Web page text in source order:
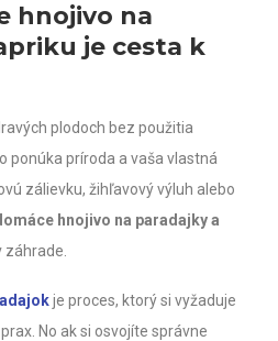
hnojivo na
je cesta k
plodoch bez použitia
ponúka príroda a vaša vlastná
zálievku, žihľavový výluh alebo
hnojivo na paradajky a
je proces, ktorý si vyžaduje
No ak si osvojíte správne